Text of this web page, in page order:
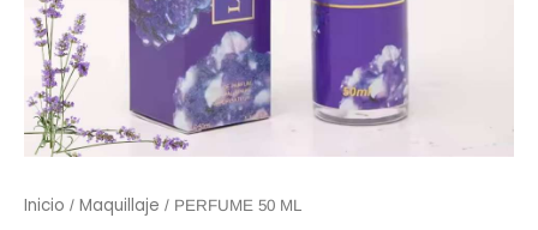
Inicio / Maquillaje / PERFUME 50 ML